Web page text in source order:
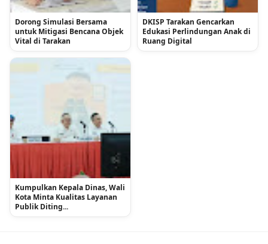
Dorong Simulasi Bersama
untuk Mitigasi Bencana Objek
Vital di Tarakan
DKISP Tarakan Gencarkan
Edukasi Perlindungan Anak di
Ruang Digital
Kumpulkan Kepala Dinas, Wali
Kota Minta Kualitas Layanan
Publik Diting...